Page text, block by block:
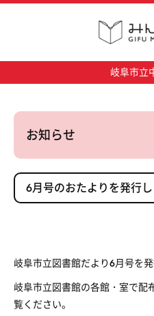
岐阜市立
お知らせ
6月号のおたよりを発行し
岐阜市立図書館だより6月号を
岐阜市立図書館の各館・室で配
覧ください。